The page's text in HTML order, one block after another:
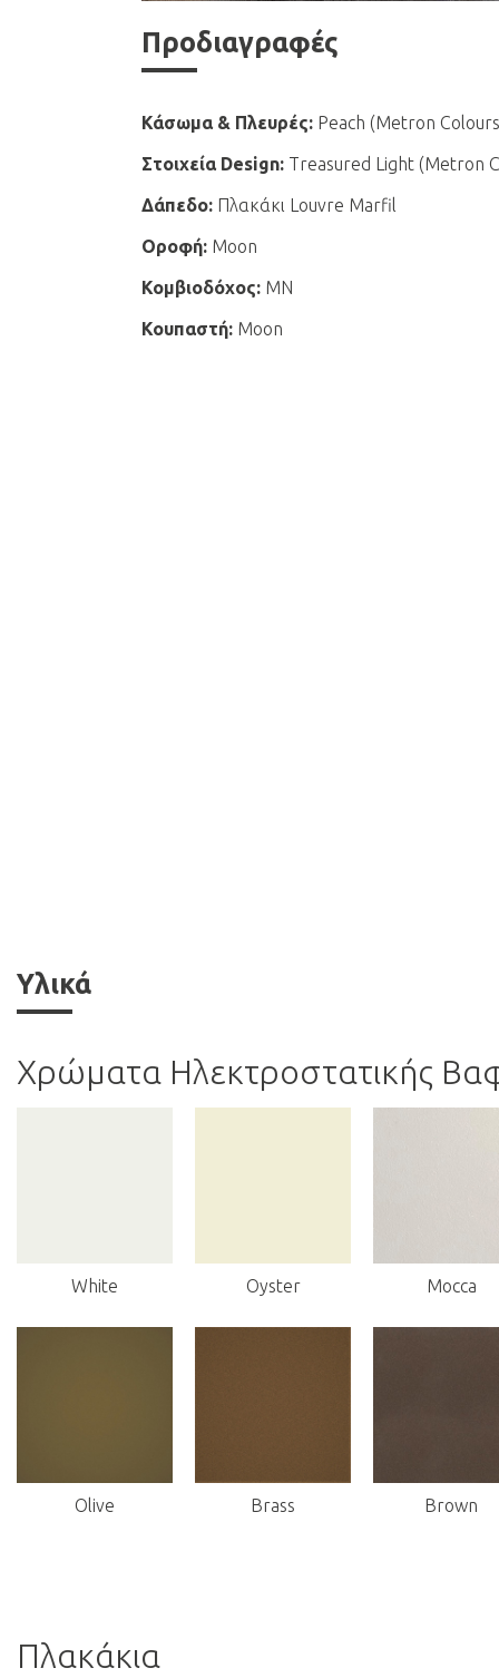
Προδιαγραφές
Κάσωμα & Πλευρές: Peach (Metron
Στοιχεία Design: Treasured Light (Metron
Δάπεδο: Πλακάκι Louvre Marfil
Οροφή: Moon
Κομβιοδόχος: MN
Κουπαστή: Moon
Υλικά
Χρώματα Ηλεκτροστατικής
White Oyster Mocca
Olive Brass Brown
Πλακάκια